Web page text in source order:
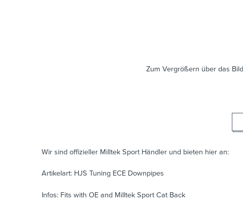
Zum Vergrößern über das
Wir sind offizieller Milltek Sport Händler und bieten hier an:
Artikelart: HJS Tuning ECE Downpipes
Infos: Fits with OE and Milltek Sport Cat Back